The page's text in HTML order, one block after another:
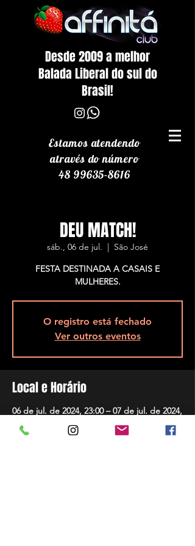
Desde 2009 a melhor
Balada Liberal do sul do
Brasil!
Estamos atendendo
atravésdo número
48 99635-8616
DEU MATCH!
sáb., 06 de jul.
  |
São José
FESTA DESTINADA A CASAIS E
O registro está fechado
Ver outros eventos
Local e Horário
06 de jul. de 2024, 23:00 – 07 de jul. de 2024,
05:00
São José, R. Assis Brasil, 5848 - Ponta de